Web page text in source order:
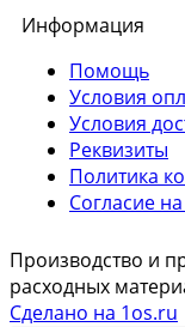
Информация
Помощь
Условия
Условия
Реквизиты
Политика
Согласие
Производство и
расходных
Сделано на 1os.ru